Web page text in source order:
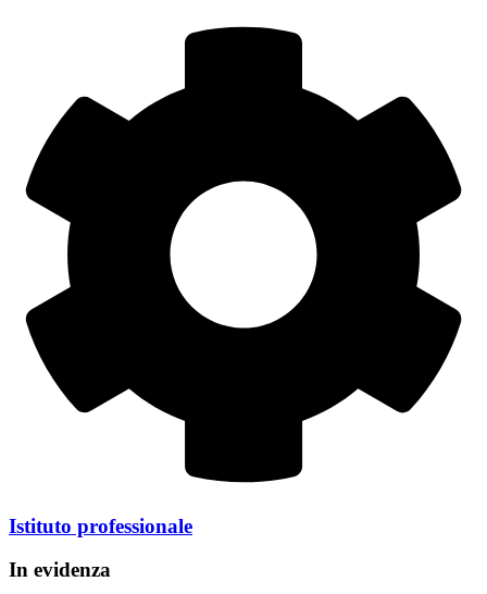
Istituto professionale
In evidenza